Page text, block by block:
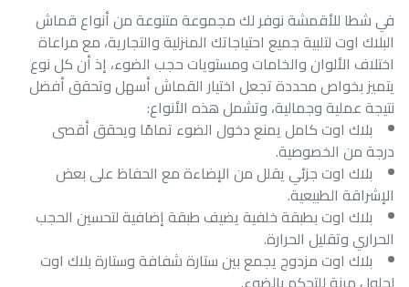
في شطا للأقمشة نوفر لك مجموعة متنوعة من أنواع قماش
البلاك اوت لتلبية جميع احتياجاتك المنزلية والتجارية، مع مراعاة
اختلاف الألوان والخامات ومستويات حجب الضوء، إذ أن كل نوع
يتميز بخواص محددة تجعل اختيار القماش أسهل وتحقق أفضل
نتيجة عملية وجمالية، وتشمل هذه الأنواع:
بلاك اوت كامل يمنع دخول الضوء تمامًا ويحقق أقصى
درجة من الخصوصية.
بلاك اوت جزئي يقلل من الإضاءة مع الحفاظ على بعض
الإشراقة الطبيعية.
بلاك اوت بطبقة خلفية يضيف طبقة إضافية لتحسين الحجب
الحراري وتقليل الحرارة.
بلاك اوت مزدوج يجمع بين ستارة شفافة وستارة بلاك اوت